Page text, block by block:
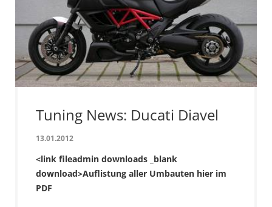
Tuning News: Ducati Diavel
13.01.2012
<link fileadmin downloads _blank
download>Auflistung aller Umbauten hier im
PDF